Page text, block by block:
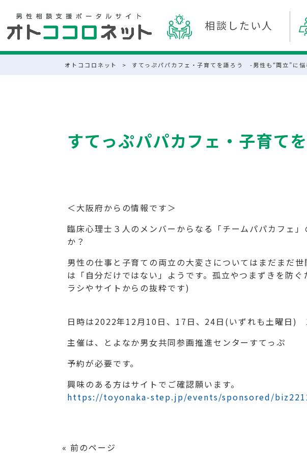
相談したい人
オトココロネット > すてっぷパパカフェ・子育てを語ろう -男性も“両立”に
すてっぷパパカフェ・子育
＜大阪府からの情報です＞
臨床心理士３人のメンバーからなる「チームパパカフェ
か？
男性の仕事と子育ての両立の大変さについてはまだまだ
は「自分だけではない」ようです。孤立やつまずきを防
ラシやサイトからの抜粋です)
日時は2022年12月10日、17日、24日(いずれも土曜日
主催は、とよなか男女共同参画推進センターすてっぷ
予約が必要です。
興味のある方はサイトでご確認願います。
https://toyonaka-step.jp/events/sponsored/
« 前のページ